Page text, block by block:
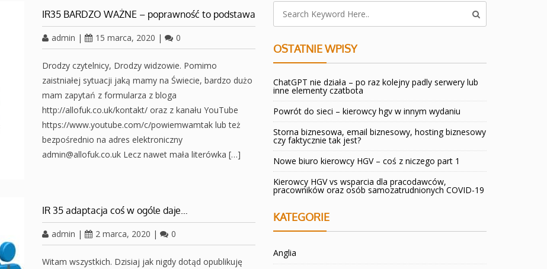
IR35 BARDZO WAŻNE – poprawność to podstawa
admin | 15 marca, 2020 | 0
Drodzy czytelnicy, Drodzy widzowie. Pomimo
zaistniałej sytuacji jaką mamy na Świecie, bardzo dużo
mam zapytań z formularza z bloga
http://allofuk.co.uk/kontakt/ oraz z kanału YouTube
https://www.youtube.com/c/powiemwamtak lub też
bezpośrednio na adres elektroniczny
admin@allofuk.co.uk Lecz nawet mała literówka […]
IR 35 adaptacja coś w ogóle daje…
admin | 2 marca, 2020 | 0
Witam wszystkich. Dzisiaj jak nigdy dotąd opublikuję
OSTATNIE WPISY
ChatGPT nie działa – po raz kolejny padly serwery lub
inne elementy czatbota
Powrót do sieci – kierowcy hgv w innym wydaniu
Storna biznesowa, email biznesowy, hosting biznesowy
czy faktycznie tak jest?
Nowe biuro kierowcy HGV – coś z niczego part 1
Kierowcy HGV vs wsparcia dla pracodawców,
pracowników oraz osób samozatrudnionych COVID-19
KATEGORIE
Anglia